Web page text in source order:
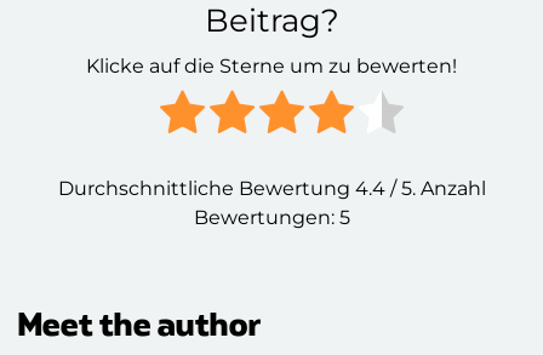
Beitrag?
Klicke auf die Sterne um zu bewerten!
Durchschnittliche Bewertung 4.4/ 5. Anzahl
Bewertungen: 5
Meet the author